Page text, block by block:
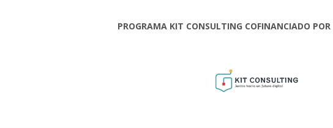
PROGRAMA KIT CONSULTING COFINANCIADO